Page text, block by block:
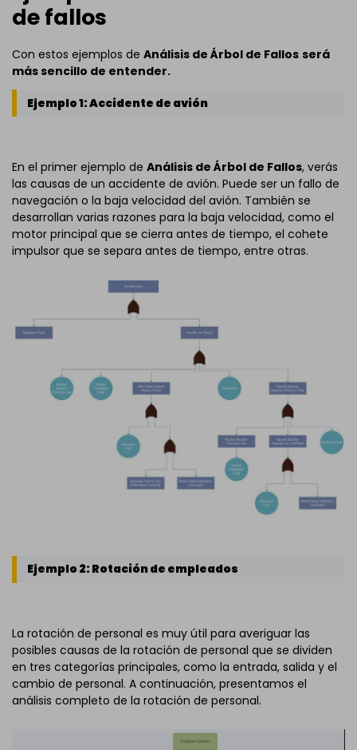
de fallos
Con estos ejemplos de Análisis de Árbol de Fallos será
más sencillo de entender.
Ejemplo 1: Accidente de avión
En el primer ejemplo de Análisis de Árbol de Fallos, verás
las causas de un accidente de avión. Puede ser un fallo de
navegación o la baja velocidad del avión. También se
desarrollan varias razones para la baja velocidad, como el
motor principal que se cierra antes de tiempo, el cohete
impulsor que se separa antes de tiempo, entre otras.
Ejemplo 2: Rotación de empleados
La rotación de personal es muy útil para averiguar las
posibles causas de la rotación de personal que se dividen
en tres categorías principales, como la entrada, salida y el
cambio de personal. A continuación, presentamos el
análisis completo de la rotación de personal.